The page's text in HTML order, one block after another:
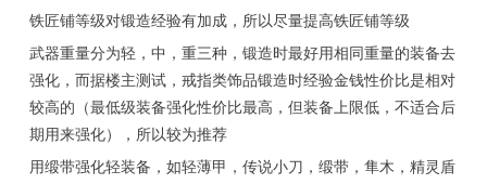
铁匠铺等级对锻造经验有加成，所以尽量提高铁匠铺等级
武器重量分为轻，中，重三种，锻造时最好用相同重量的装备去
强化，而据楼主测试，戒指类饰品锻造时经验金钱性价比是相对
较高的（最低级装备强化性价比最高，但装备上限低，不适合后
期用来强化），所以较为推荐
用缎带强化轻装备，如轻薄甲，传说小刀，缎带，隼木，精灵盾